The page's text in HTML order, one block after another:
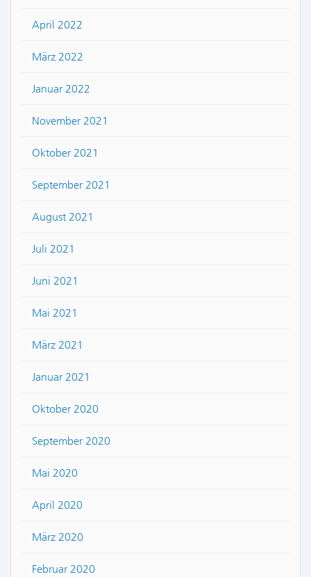
April 2022
März 2022
Januar 2022
November 2021
Oktober 2021
September 2021
August 2021
Juli 2021
Juni 2021
Mai 2021
März 2021
Januar 2021
Oktober 2020
September 2020
Mai 2020
April 2020
März 2020
Februar 2020